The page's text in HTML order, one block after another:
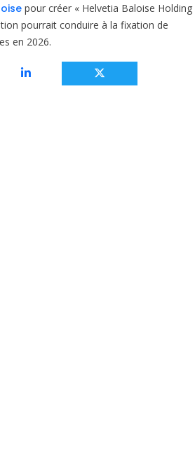
pour créer « Helvetia Baloise Holding
pourrait conduire à la fixation de
en 2026.